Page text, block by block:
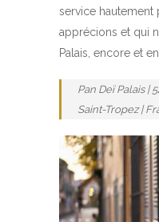
service hautement
apprécions et qui
Palais, encore
Pan Deï Palais |
Saint-Tropez |